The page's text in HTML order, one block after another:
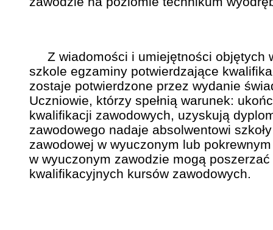
Z wiadomości i umiejętności objętych
szkole egzaminy potwierdzające
zostaje potwierdzone przez wydanie
Uczniowie, którzy spełnią warunek:
kwalifikacji zawodowych, uzyskują
zawodowego nadaje absolwentowi
zawodowej w wyuczonym lub
w wyuczonym zawodzie mogą
kwalifikacyjnych kursów zawodowych.